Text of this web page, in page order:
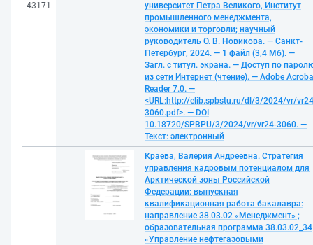
43171
университет Петра Великого, Институт
промышленного менеджмента,
экономики и торговли; научный
руководитель О. В. Новикова. — Санкт-
Петербург, 2024. — 1 файл (3,4 Мб). —
Загл. с титул. экрана. — Доступ по
из сети Интернет (чтение). — Adobe
Reader 7.0. —
<URL:http://elib.spbstu.ru/dl/3/2024/vr/
3060.pdf>. — DOI
10.18720/SPBPU/3/2024/vr/vr24-3060. —
Текст: электронный
Краева, Валерия Андреевна. Стратегия
управления кадровым потенциалом для
Арктической зоны Российской
Федерации: выпускная
квалификационная работа бакалавра:
направление 38.03.02 «Менеджмент» ;
образовательная программа 38.03.02_34
«Управление нефтегазовыми